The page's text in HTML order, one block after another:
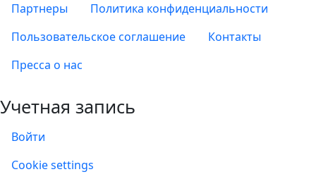
Партнеры
Политика конфиденциальности
Пользовательское соглашение
Контакты
Пресса о нас
Учетная запись
Войти
Учетная запись
Cookie settings